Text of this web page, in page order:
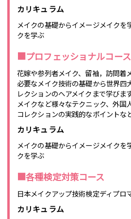
カリキュラム
メイクの基礎からイメージメイクを
クを学ぶ
■プロフェッショナルコース
花嫁や参列者メイク、留袖，訪問着
必要なメイク技術の基礎から世界四
レクションのヘアメイクまで学びま
メイクなど様々なテクニック、外国
コレクションの実践的なポイントな
カリキュラム
メイクの基礎からイメージメイクを
クを学ぶ
■各種検定対策コース
日本メイクアップ技術検定ディプロ
カリキュラム